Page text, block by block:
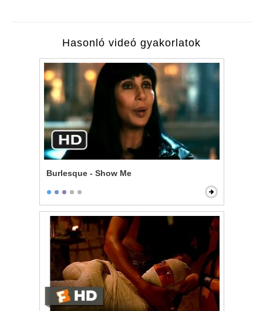
Hasonló videó gyakorlatok
Burlesque - Show Me